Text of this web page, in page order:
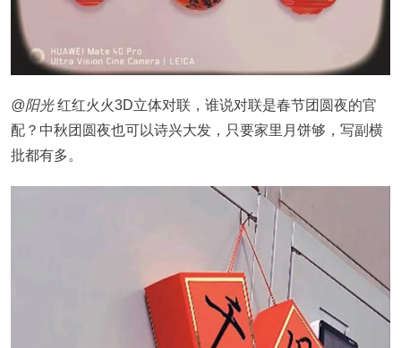
@阳光红红火火3D立体对联，谁说对联是春节团圆夜的官
配？中秋团圆夜也可以诗兴大发，只要家里月饼够，写副横
批都有多。